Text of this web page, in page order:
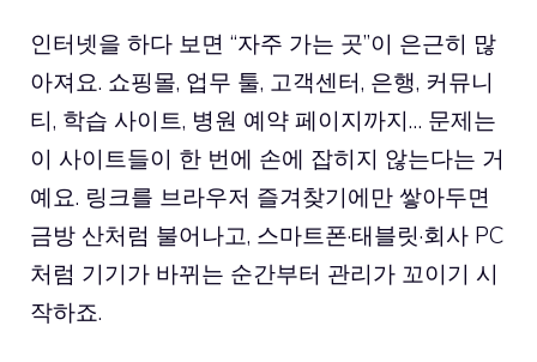
인터넷을 하다 보면 “자주 가는 곳”이 은근히 많
아져요. 쇼핑몰, 업무 툴, 고객센터, 은행, 커뮤니
티, 학습 사이트, 병원 예약 페이지까지… 문제는
이 사이트들이 한 번에 손에 잡히지 않는다는 거
예요. 링크를 브라우저 즐겨찾기에만 쌓아두면
금방 산처럼 불어나고, 스마트폰·태블릿·회사 PC
처럼 기기가 바뀌는 순간부터 관리가 꼬이기 시
작하죠.